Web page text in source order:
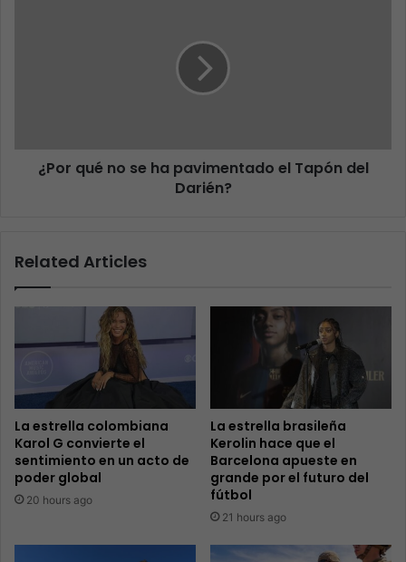
¿Por qué no se ha pavimentado el Tapón del
Darién?
Related Articles
La estrella colombiana
Karol G convierte el
sentimiento en un acto de
poder global
20 hours ago
La estrella brasileña
Kerolin hace que el
Barcelona apueste en
grande por el futuro del
fútbol
21 hours ago